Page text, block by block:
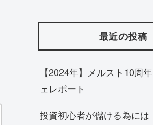
最近の投稿
【2024年】メルスト10周
ェレポート
投資初心者が儲ける為には